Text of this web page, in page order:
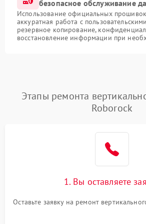
безопасное обслуживание
Использование официальных
аккуратная работа с
резервное копирование,
восстановление информации при
Этапы ремонта
Roborock
1. Вы оставляете
Оставьте заявку на ремонт